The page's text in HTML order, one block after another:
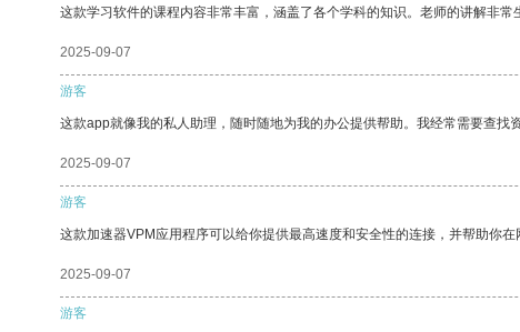
这款学习软件的课程内容非常丰富，涵盖了各个学科的知识。老师的讲解非常
2025-09-07
游客
这款app就像我的私人助理，随时随地为我的办公提供帮助。我经常需要查找
2025-09-07
游客
这款加速器VPM应用程序可以给你提供最高速度和安全性的连接，并帮助你在
2025-09-07
游客